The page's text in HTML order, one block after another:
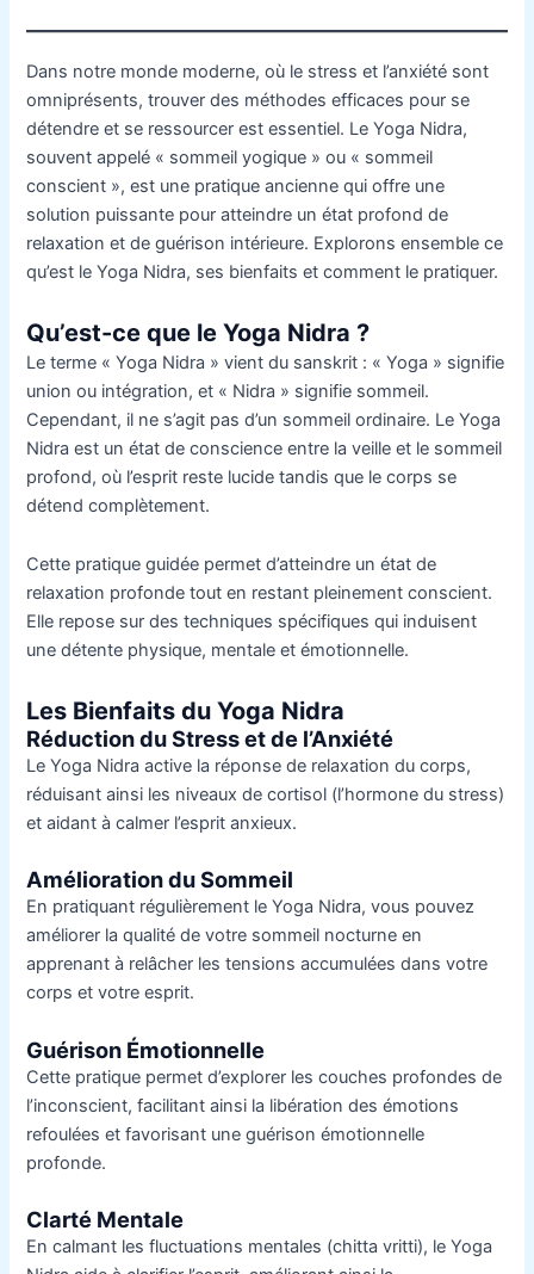
Dans notre monde moderne, où le stress et l’anxiété sont
omniprésents, trouver des méthodes efficaces pour se
détendre et se ressourcer est essentiel. Le Yoga Nidra,
souvent appelé « sommeil yogique » ou « sommeil
conscient », est une pratique ancienne qui offre une
solution puissante pour atteindre un état profond de
relaxation et de guérison intérieure. Explorons ensemble ce
qu’est le Yoga Nidra, ses bienfaits et comment le pratiquer.
Qu’est-ce que le Yoga Nidra ?
Le terme « Yoga Nidra » vient du sanskrit : « Yoga » signifie
union ou intégration, et « Nidra » signifie sommeil.
Cependant, il ne s’agit pas d’un sommeil ordinaire. Le Yoga
Nidra est un état de conscience entre la veille et le sommeil
profond, où l’esprit reste lucide tandis que le corps se
détend complètement.
Cette pratique guidée permet d’atteindre un état de
relaxation profonde tout en restant pleinement conscient.
Elle repose sur des techniques spécifiques qui induisent
une détente physique, mentale et émotionnelle.
Les Bienfaits du Yoga Nidra
Réduction du Stress et de l’Anxiété
Le Yoga Nidra active la réponse de relaxation du corps,
réduisant ainsi les niveaux de cortisol (l’hormone du stress)
et aidant à calmer l’esprit anxieux.
Amélioration du Sommeil
En pratiquant régulièrement le Yoga Nidra, vous pouvez
améliorer la qualité de votre sommeil nocturne en
apprenant à relâcher les tensions accumulées dans votre
corps et votre esprit.
Guérison Émotionnelle
Cette pratique permet d’explorer les couches profondes de
l’inconscient, facilitant ainsi la libération des émotions
refoulées et favorisant une guérison émotionnelle
profonde.
Clarté Mentale
En calmant les fluctuations mentales (chitta vritti), le Yoga